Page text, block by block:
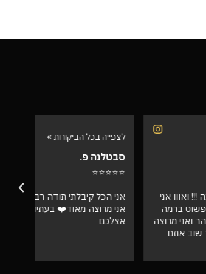
לצפייה בכל הביקורות »
אני הכל קיבלתי תודה רבה איכות מדהימה
אני מרוצה מאוד❤️ בעתיד מזמינה רק
אצלכם